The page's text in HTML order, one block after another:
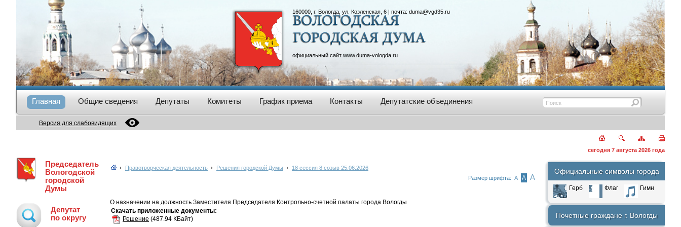
160000, г. Вологда, ул. Козленская, 6 | почта: duma@vgd35.ru
официальный сайт www.duma-vologda.ru
Главная Общие сведения Депутаты Комитеты График приема Контакты Депутатские объединения
Версия для слабовидящих
сегодня 7 августа 2026 года
Председатель
Вологодской
городской
Думы
Депутат
по округу
Правотворческая деятельность Решения городской Думы
18 сессия 8 созыв 25.06.2026
Размер шрифта: А А А
О назначении на должность Заместителя Председателя Контрольно-счетной палаты города Вологды
Скачать приложенные документы:
Решение (487.94 КБайт)
Официальные символы города
Герб Флаг Гимн
Почетные граждане г. Вологды